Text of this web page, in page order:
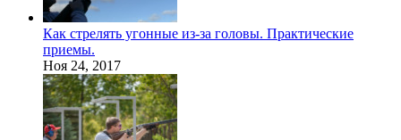
Как стрелять угонные из-за головы. Практические
приемы.
Ноя 24, 2017